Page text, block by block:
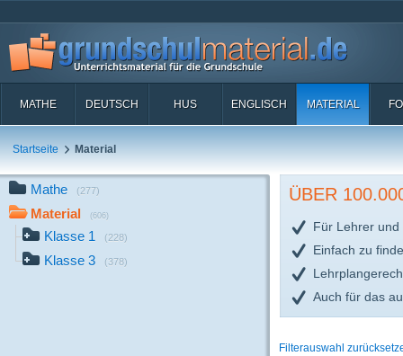
MATHE DEUTSCH HUS ENGLISCH MATERIAL
Startseite Material
Mathe (277)
Material (606)
Klasse 1 (228)
Klasse 3 (378)
ÜBER
Für Lehrer und
Einfach zu
Auch für das
Filterauswahl